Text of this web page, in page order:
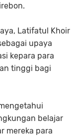
Latifatul Khoir
upaya
kepara para
tinggi bagi
belajar
mereka para